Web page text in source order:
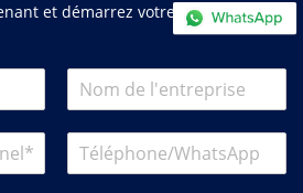
et démarrez votre projet plus